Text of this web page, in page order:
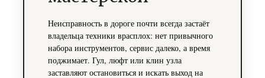
Неисправность в дороге почти всегда застаёт
владельца техники врасплох: нет привычного
набора инструментов, сервис далеко, а время
поджимает. Гул, люфт или клин узла
заставляют остановиться и искать выход на